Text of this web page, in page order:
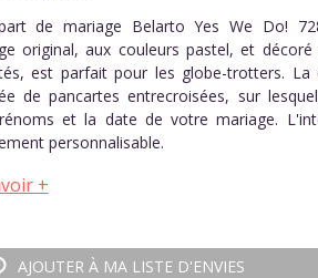
part de mariage Belarto Yes We Do!
original, aux couleurs pastel, et
est parfait pour les globe-trotters.
de pancartes entrecroisées, sur
et la date de votre mariage.
personnalisable.
+
AJOUTER À MA LISTE D'ENVIES